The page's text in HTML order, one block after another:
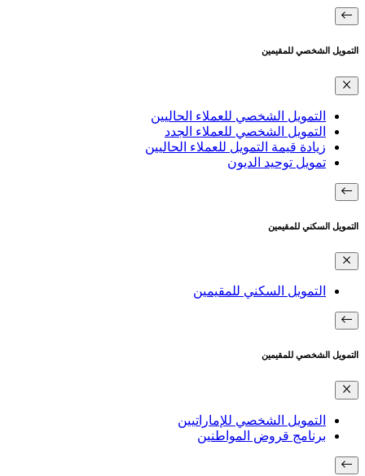
التمويل الشخصي للمقيمين
التمويل الشخصي للعملاء الحاليين
التمويل الشخصي للعملاء الجدد
زيادة قيمة التمويل للعملاء الحاليين
تمويل توحيد الديون
التمويل السكني للمقيمين
التمويل السكني للمقيمين
التمويل الشخصي للمقيمين
التمويل الشخصي للإماراتيين
برنامج قروض المواطنين